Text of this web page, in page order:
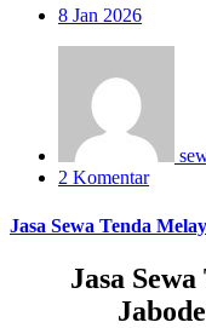
8 Jan 2026
2 Komentar
Jasa Sewa Tenda
Jasa